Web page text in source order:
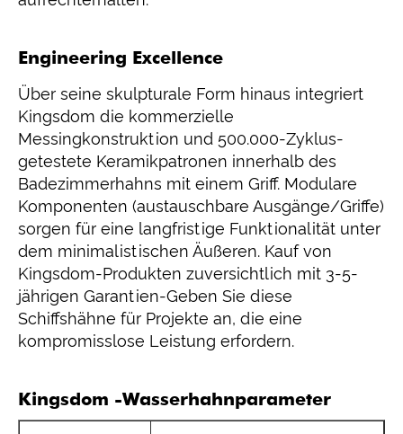
Engineering Excellence
Über seine skulpturale Form hinaus integriert
Kingsdom die kommerzielle
Messingkonstruktion und 500.000-Zyklus-
getestete Keramikpatronen innerhalb des
Badezimmerhahns mit einem Griff. Modulare
Komponenten (austauschbare Ausgänge/Griffe)
sorgen für eine langfristige Funktionalität unter
dem minimalistischen Äußeren. Kauf von
Kingsdom-Produkten zuversichtlich mit 3-5-
jährigen Garantien-Geben Sie diese
Schiffshähne für Projekte an, die eine
kompromisslose Leistung erfordern.
Kingsdom -Wasserhahnparameter